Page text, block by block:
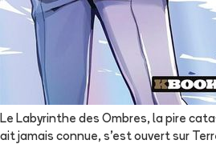
Le Labyrinthe des Ombres, la pire
ait jamais connue, s'est ouvert sur